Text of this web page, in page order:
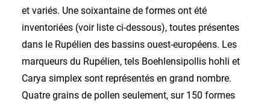
et variés. Une soixantaine de formes ont été
inventoriées (voir liste ci-dessous), toutes présentes
dans le Rupélien des bassins ouest-européens. Les
marqueurs du Rupélien, tels Boehlensipollis hohli et
Carya simplex sont représentés en grand nombre.
Quatre grains de pollen seulement, sur 150 formes